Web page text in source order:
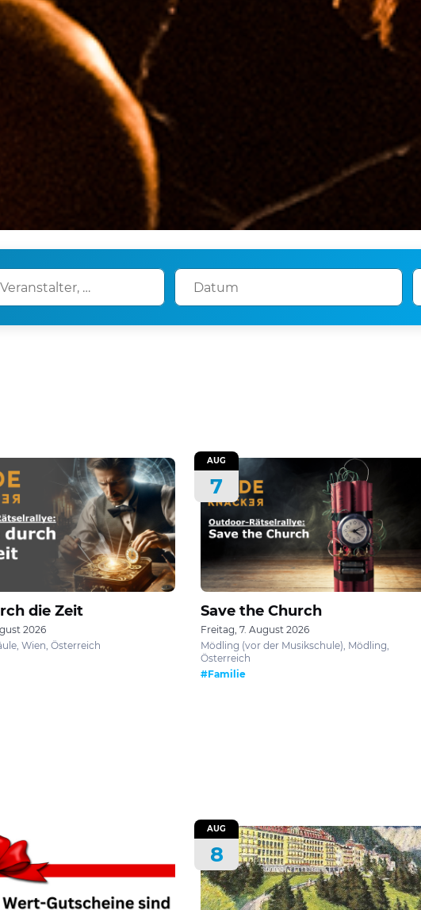
die Zeit
2026
Wien, Österreich
AUG
7
Save the Church
Freitag, 7. August 2026
Mödling (vor der Musikschule), Mödling,
Österreich
#Familie
AUG
8